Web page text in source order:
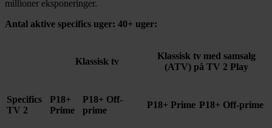
millioner eksponeringer.
Antal aktive specifics uger: 40+ uger:
Klassisk tv
Klassisk tv med samsalg
(ATV) på TV 2 Play
Specifics
TV 2
P18+
Prime
P18+ Off-
prime
P18+ Prime P18+ Off-prime